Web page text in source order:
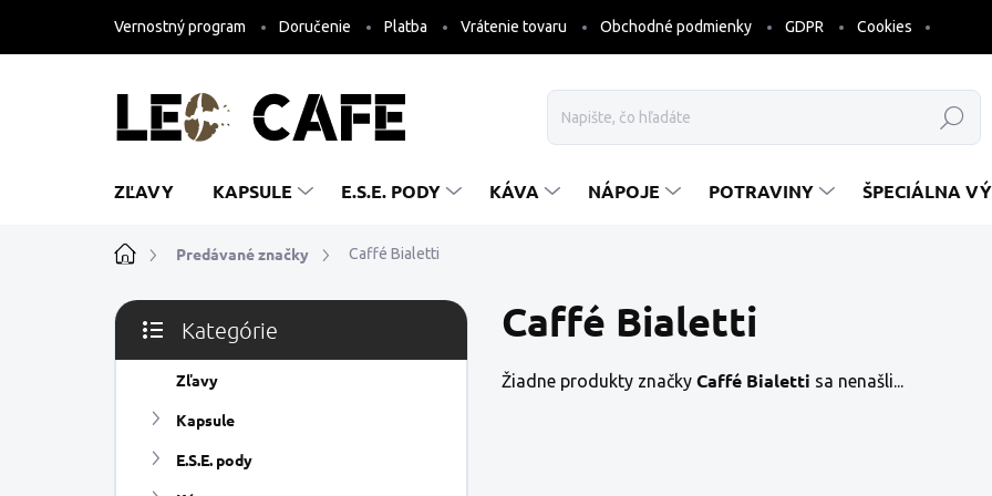
obsah
Vernostný program Doručenie Platba Vrátenie tovaru Obchodné podmienky GDPR Cookies
Hľadať
ZĽAVY KAPSULE E.S.E. PODY KÁVA NÁPOJE POTRAVINY ŠPECIÁLNA
DomovPredávané značky Caffé Bialetti
B
č
Preskočiť
kategórie
Kategórie
Zľavy
Kapsule
E.S.E. pody
Caffé Bialetti
Žiadne produkty značky Caffé Bialetti sa nenašli...